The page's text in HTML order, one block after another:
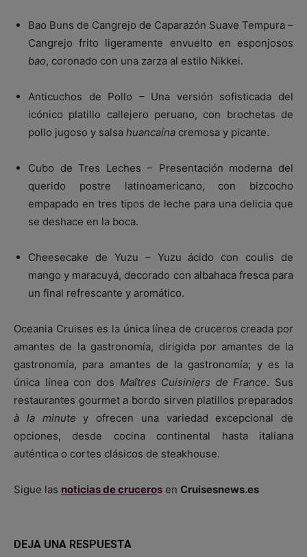
Bao Buns de Cangrejo de Caparazón Suave Tempura –
Cangrejo frito ligeramente envuelto en esponjosos
bao, coronado con una zarza al estilo Nikkei.
Anticuchos de Pollo – Una versión sofisticada del
icónico platillo callejero peruano, con brochetas de
pollo jugoso y salsa huancaína cremosa y picante.
Cubo de Tres Leches – Presentación moderna del
querido postre latinoamericano, con bizcocho
empapado en tres tipos de leche para una delicia que
se deshace en la boca.
Cheesecake de Yuzu – Yuzu ácido con coulis de
mango y maracuyá, decorado con albahaca fresca para
un final refrescante y aromático.
Oceania Cruises es la única línea de cruceros creada por
amantes de la gastronomía, dirigida por amantes de la
gastronomía, para amantes de la gastronomía; y es la
única línea con dos Maîtres Cuisiniers de France. Sus
restaurantes gourmet a bordo sirven platillos preparados
à la minute y ofrecen una variedad excepcional de
opciones, desde cocina continental hasta italiana
auténtica o cortes clásicos de steakhouse.
Sigue las noticias de cruceros en Cruisesnews.es
DEJA UNA RESPUESTA